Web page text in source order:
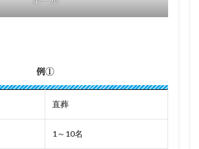
例①
直葬
1～10名